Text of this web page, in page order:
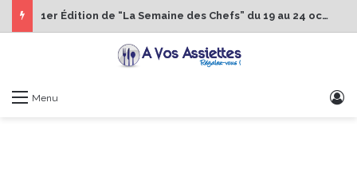
1er Édition de “La Semaine des Chefs” du 19 au 24 octobre 2026
Menu